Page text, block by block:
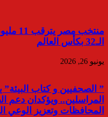
منتخب
الـ32 بكأس العالم
يونيو 26, 2026
” الصحفيين و كتاب البيئة”
المراسلين.. ويؤكدان
المحافظات وتعزيز الوعي